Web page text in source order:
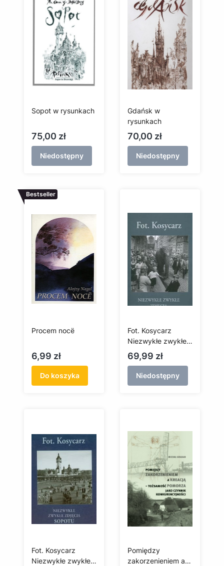
Sopot w rysunkach
Cena
75,00 zł
Niedostępny
Gdańsk w
rysunkach
Cena
70,00 zł
Niedostępny
Bestseller
Procem nocë
Cena
6,99 zł
Do koszyka
Fot. Kosycarz
Niezwykłe zwykłe
zdjęcia
Cena
69,99 zł
Niedostępny
Fot. Kosycarz
Niezwykłe zwykłe
Pomiędzy
zakorzenieniem a